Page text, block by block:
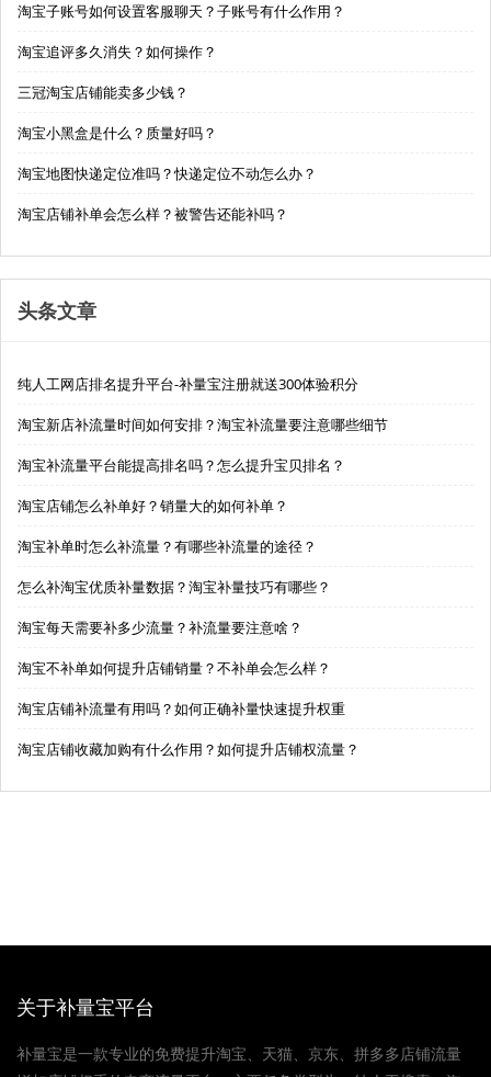
淘宝子账号如何设置客服聊天？子账号有什么作用？
淘宝追评多久消失？如何操作？
三冠淘宝店铺能卖多少钱？
淘宝小黑盒是什么？质量好吗？
淘宝地图快递定位准吗？快递定位不动怎么办？
淘宝店铺补单会怎么样？被警告还能补吗？
头条文章
纯人工网店排名提升平台-补量宝注册就送300体验积分
淘宝新店补流量时间如何安排？淘宝补流量要注意哪些细节
淘宝补流量平台能提高排名吗？怎么提升宝贝排名？
淘宝店铺怎么补单好？销量大的如何补单？
淘宝补单时怎么补流量？有哪些补流量的途径？
怎么补淘宝优质补量数据？淘宝补量技巧有哪些？
淘宝每天需要补多少流量？补流量要注意啥？
淘宝不补单如何提升店铺销量？不补单会怎么样？
淘宝店铺补流量有用吗？如何正确补量快速提升权重
淘宝店铺收藏加购有什么作用？如何提升店铺权流量？
关于补量宝平台
补量宝是一款专业的免费提升淘宝、天猫、京东、拼多多店铺流量